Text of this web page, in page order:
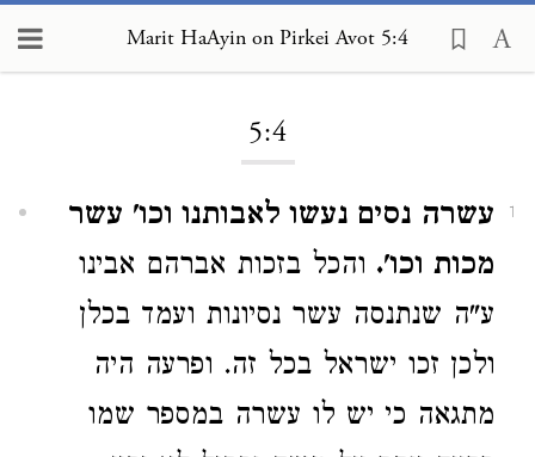
Marit HaAyin on Pirkei Avot 5:4
5:4
1
עשרה נסים נעשו לאבותנו וכו' עשר
מכות וכו'. והכל בזכות אברהם אבינו
ע"ה שנתנסה עשר נסיונות ועמד בכלן
ולכן זכו ישראל בכל זה. ופרעה היה
מתגאה כי יש לו עשרה במספר שמו